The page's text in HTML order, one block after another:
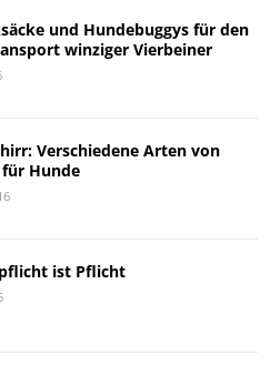
und Hundebuggys für den
winziger Vierbeiner
Verschiedene Arten von
Hunde
ist Pflicht